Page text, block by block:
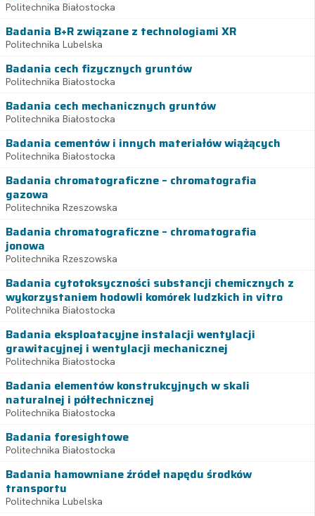
Politechnika Białostocka
Badania B+R związane z technologiami XR
Politechnika Lubelska
Badania cech fizycznych gruntów
Politechnika Białostocka
Badania cech mechanicznych gruntów
Politechnika Białostocka
Badania cementów i innych materiałów wiążących
Politechnika Białostocka
Badania chromatograficzne – chromatografia
gazowa
Politechnika Rzeszowska
Badania chromatograficzne – chromatografia
jonowa
Politechnika Rzeszowska
Badania cytotoksyczności substancji chemicznych z
wykorzystaniem hodowli komórek ludzkich in vitro
Politechnika Białostocka
Badania eksploatacyjne instalacji wentylacji
grawitacyjnej i wentylacji mechanicznej
Politechnika Białostocka
Badania elementów konstrukcyjnych w skali
naturalnej i półtechnicznej
Politechnika Białostocka
Badania foresightowe
Politechnika Białostocka
Badania hamowniane źródeł napędu środków
transportu
Politechnika Lubelska